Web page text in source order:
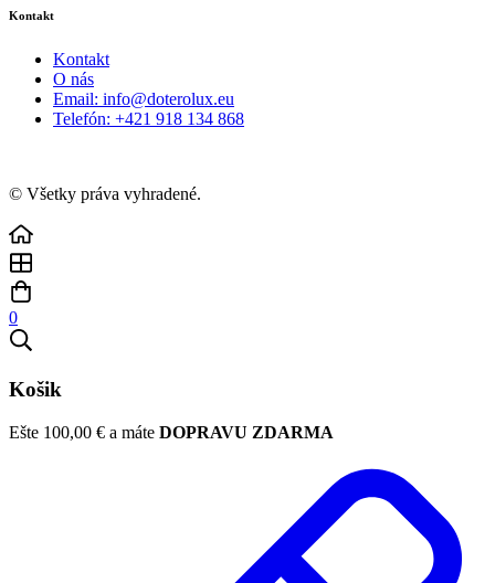
Kontakt
Kontakt
O nás
Email: info@doterolux.eu
Telefón: +421 918 134 868
© Všetky práva vyhradené.
0
Košik
Ešte 100,00 € a máte DOPRAVU ZDARMA